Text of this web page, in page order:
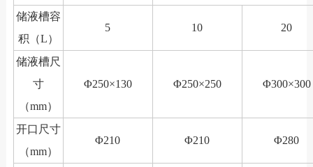
储液槽容
积（L）
5 10 20
储液槽尺
寸
（mm）
Φ250×130 Φ250×250 Φ300×300
开口尺寸
（mm）
Φ210 Φ210 Φ280